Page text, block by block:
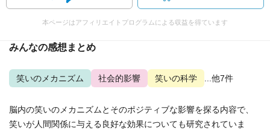
本ページはアフィリエイトプログラムによる収益を得ています
みんなの感想まとめ
笑いのメカニズム 社会的影響 笑いの科学 ...他7件
脳内の笑いのメカニズムとそのポジティブな影響を探る内容で、
笑いが人間関係に与える良好な効果についても研究されていま